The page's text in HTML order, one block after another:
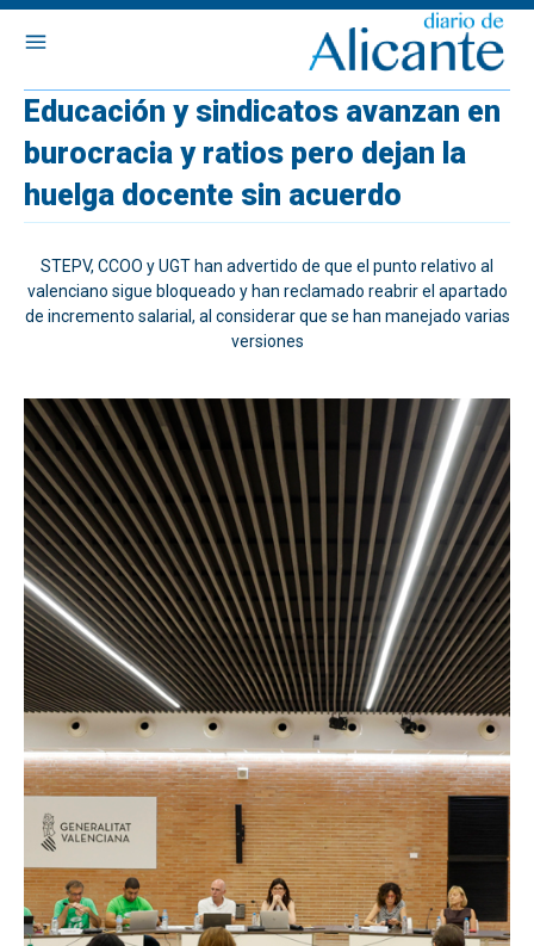
Educación y sindicatos avanzan en
burocracia y ratios pero dejan la
huelga docente sin acuerdo
STEPV, CCOO y UGT han advertido de que el punto relativo al
valenciano sigue bloqueado y han reclamado reabrir el apartado
de incremento salarial, al considerar que se han manejado varias
versiones